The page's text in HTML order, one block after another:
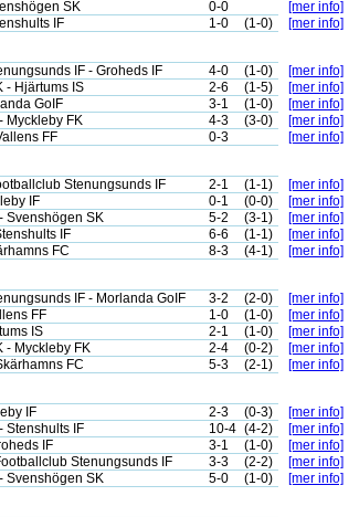
SK 0-0
[mer info]
IF 1-0 (1-0) [mer info]
IF - Groheds IF 4-0 (1-0)
[mer info]
- Hjärtums IS 2-6 (1-5)
[mer info]
GoIF 3-1 (1-0)
[mer info]
Myckleby FK 4-3 (3-0)
[mer info]
FF 0-3 [mer info]
Stenungsunds IF 2-1 (1-1)
[mer info]
IF 0-1 (0-0)
[mer info]
Svenshögen SK 5-2 (3-1)
[mer info]
IF 6-6 (1-1)
[mer info]
FC 8-3 (4-1) [mer info]
IF - Morlanda GoIF 3-2 (2-0)
[mer info]
FF 1-0 (1-0)
[mer info]
IS 2-1 (1-0)
[mer info]
- Myckleby FK 2-4 (0-2)
[mer info]
FC 5-3 (2-1) [mer info]
IF 2-3 (0-3)
[mer info]
Stenshults IF 10-4 (4-2)
[mer info]
IF 3-1 (1-0)
[mer info]
Stenungsunds IF 3-3 (2-2)
[mer info]
Svenshögen SK 5-0 (1-0) [mer info]